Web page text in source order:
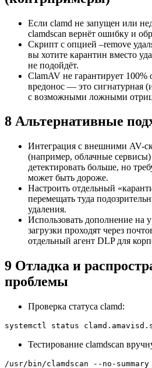
Если clamd не запущен или
clamdscan вернёт ошибку и
Скрипт с опцией –remove
вы хотите карантин вместо
не подойдёт.
ClamAV не гарантирует
вредонос — это сигнатурная
с возможными ложными
8 Альтернативные
Интеграция с внешними AV-
(например, облачные
детектировать больше, но
может быть дороже.
Настроить отдельный
перемещать туда
удаления.
Использовать дополнение на
загрузки проходят через
отдельный агент DLP для
9 Отладка и
проблемы
Проверка статуса clamd:
systemctl status
Тестирование clamdscan
/usr/bin/clamdscan --no-